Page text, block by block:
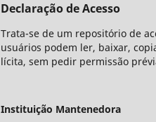
Declaração de Acesso
Trata-se de um repositório de
usuários podem ler, baixar,
lícita, sem pedir permissão
Instituição Mantenedora